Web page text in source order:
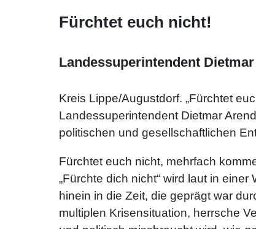
Fürchtet euch nicht!
Landessuperintendent
Kreis Lippe/Augustdorf. „Fürchtet
Landessuperintendent Dietmar
politischen und gesellschaftlichen
Fürchtet euch nicht, mehrfach
„Fürchte dich nicht“ wird laut in
hinein in die Zeit, die geprägt war
multiplen Krisensituation, herrsche